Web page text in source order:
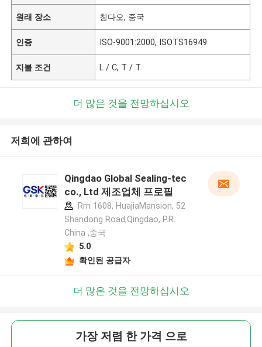
원래 장소 칭다오, 중국
인증 ISO-9001:2000, ISOTS16949
지불 조건 L / C, T / T
더 많은 것을 전망하십시오
저희에 관하여
Qingdao Global Sealing-tec
co., Ltd 제조업체 프로필
Rm 1608, HuajiaMansion, 52
Shandong Road,Qingdao, P.R.
China ,중국
5.0
확인된 공급자
더 많은 것을 전망하십시오
가장 저렴 한 가격 으로